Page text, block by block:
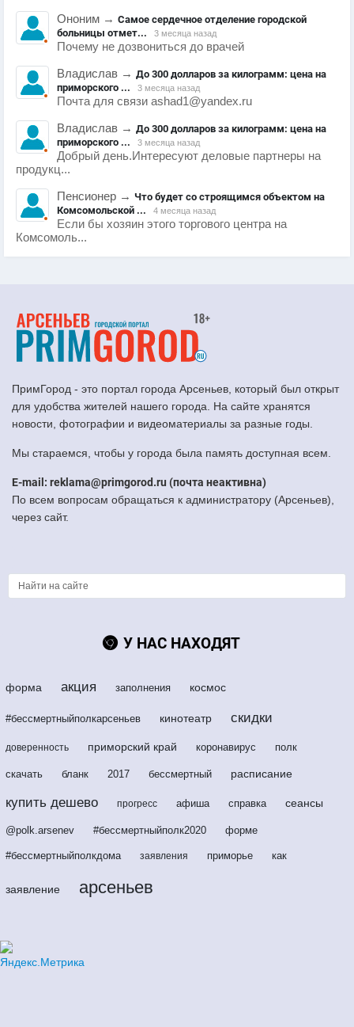
Ононим → Самое сердечное отделение городской
больницы отмет...
3 месяца назад
Почему не дозвониться до врачей
Владислав → До 300 долларов за килограмм: цена на
приморского ...
3 месяца назад
Почта для связи ashad1@yandex.ru
Владислав → До 300 долларов за килограмм: цена на
приморского ...
3 месяца назад
Добрый день.Интересуют деловые партнеры на
продукц...
Пенсионер → Что будет со строящимся объектом на
Комсомольской ...
4 месяца назад
Если бы хозяин этого торгового центра на
Комсомоль...
ПримГород - это портал города Арсеньев, который был открыт
для удобства жителей нашего города. На сайте хранятся
новости, фотографии и видеоматериалы за разные годы.
Мы стараемся, чтобы у города была память доступная всем.
E-mail: reklama@primgorod.ru (почта неактивна)
По всем вопросам обращаться к администратору (Арсеньев),
через сайт.
У НАС НАХОДЯТ
форма акция заполнения космос
#бессмертныйполкарсеньев кинотеатр скидки
доверенность приморский край коронавирус полк
скачать бланк 2017 бессмертный расписание
купить дешево прогресс афиша справка сеансы
@polk.arsenev #бессмертныйполк2020 форме
#бессмертныйполкдома заявления приморье как
заявление арсеньев